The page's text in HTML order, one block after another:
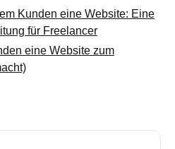
Kunden eine Website: Eine
für Freelancer
eine Website zum